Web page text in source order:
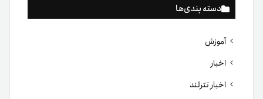
دسته بندی‌ها
آموزش
اخبار
اخبار تترلند